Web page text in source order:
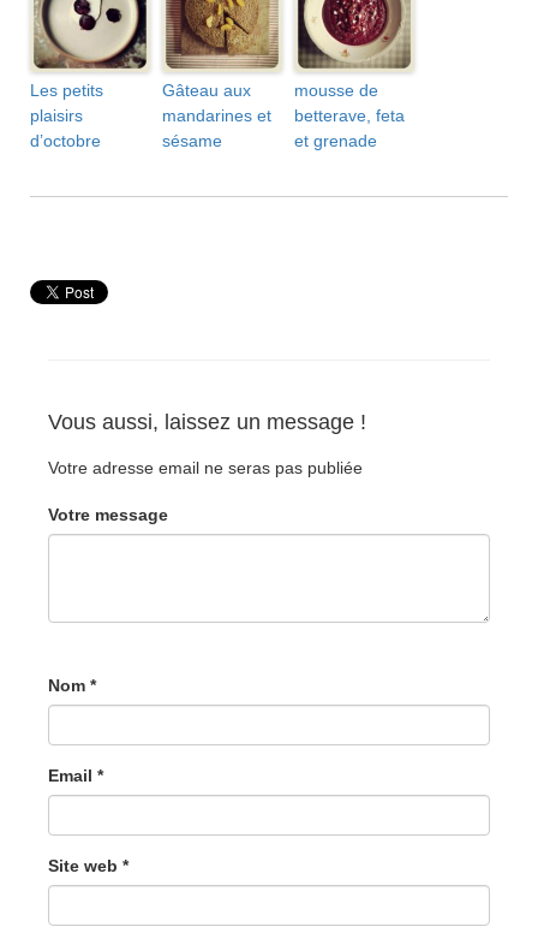
Les petits
plaisirs
d’octobre
Gâteau aux
mandarines et
sésame
mousse de
betterave, feta
et grenade
Vous aussi, laissez un message !
Votre adresse email ne seras pas publiée
Votre message
Nom *
Email *
Site web *